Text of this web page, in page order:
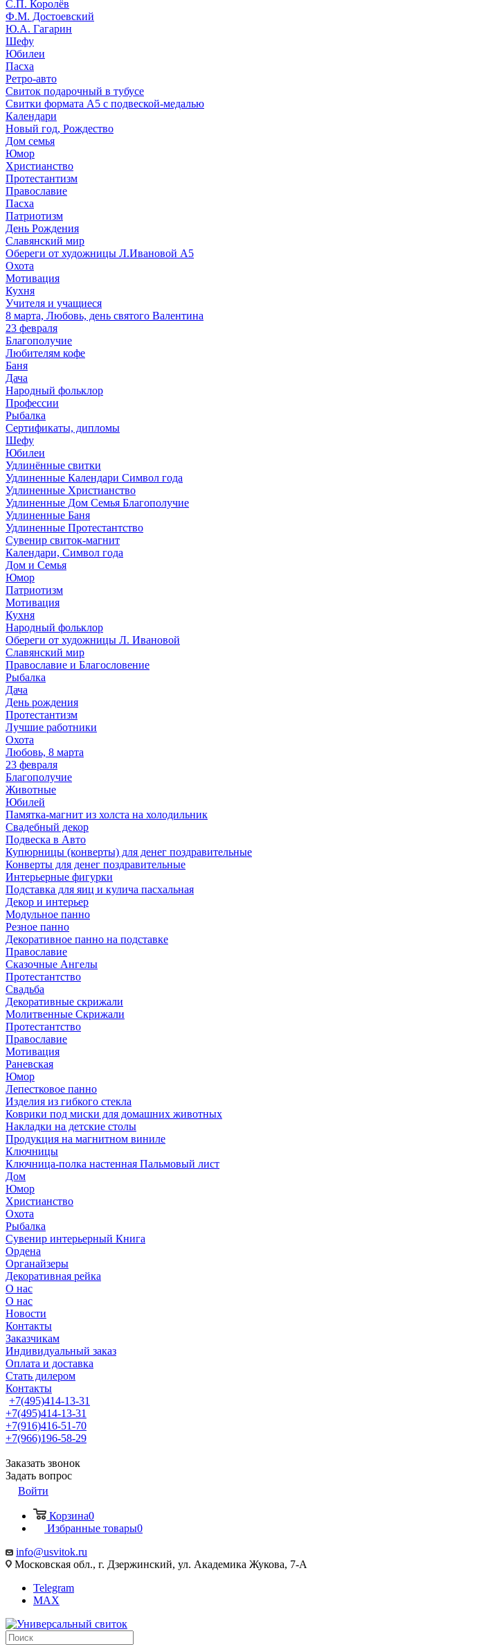
С.П. Королёв
Ф.М. Достоевский
Ю.А. Гагарин
Шефу
Юбилеи
Пасха
Ретро-авто
Свиток подарочный в тубусе
Свитки формата А5 с подвеской-медалью
Календари
Новый год, Рождество
Дом семья
Юмор
Христианство
Протестантизм
Православие
Пасха
Патриотизм
День Рождения
Славянский мир
Обереги от художницы Л.Ивановой А5
Охота
Мотивация
Кухня
Учителя и учащиеся
8 марта, Любовь, день святого Валентина
23 февраля
Благополучие
Любителям кофе
Баня
Дача
Народный фольклор
Профессии
Рыбалка
Сертификаты, дипломы
Шефу
Юбилеи
Удлинённые свитки
Удлиненные Календари Символ года
Удлиненные Христианство
Удлиненные Дом Семья Благополучие
Удлиненные Баня
Удлиненные Протестантство
Сувенир свиток-магнит
Календари, Символ года
Дом и Семья
Юмор
Патриотизм
Мотивация
Кухня
Народный фольклор
Обереги от художницы Л. Ивановой
Славянский мир
Православие и Благословение
Рыбалка
Дача
День рождения
Протестантизм
Лучшие работники
Охота
Любовь, 8 марта
23 февраля
Благополучие
Животные
Юбилей
Памятка-магнит из холста на холодильник
Свадебный декор
Подвеска в Авто
Купюрницы (конверты) для денег поздравительные
Конверты для денег поздравительные
Интерьерные фигурки
Подставка для яиц и кулича пасхальная
Декор и интерьер
Модульное панно
Резное панно
Декоративное панно на подставке
Православие
Сказочные Ангелы
Протестантство
Свадьба
Декоративные скрижали
Молитвенные Скрижали
Протестантство
Православие
Мотивация
Раневская
Юмор
Лепестковое панно
Изделия из гибкого стекла
Коврики под миски для домашних животных
Накладки на детские столы
Продукция на магнитном виниле
Ключницы
Ключница-полка настенная Пальмовый лист
Дом
Юмор
Христианство
Охота
Рыбалка
Сувенир интерьерный Книга
Ордена
Органайзеры
Декоративная рейка
О нас
О нас
Новости
Контакты
Заказчикам
Индивидуальный заказ
Оплата и доставка
Стать дилером
Контакты
+7(495)414-13-31
+7(495)414-13-31
+7(916)416-51-70
+7(966)196-58-29
Заказать звонок
Задать вопрос
Войти
Корзина0
Избранные товары0
info@usvitok.ru
Московская обл., г. Дзержинский, ул. Академика Жукова, 7-А
Telegram
MAX